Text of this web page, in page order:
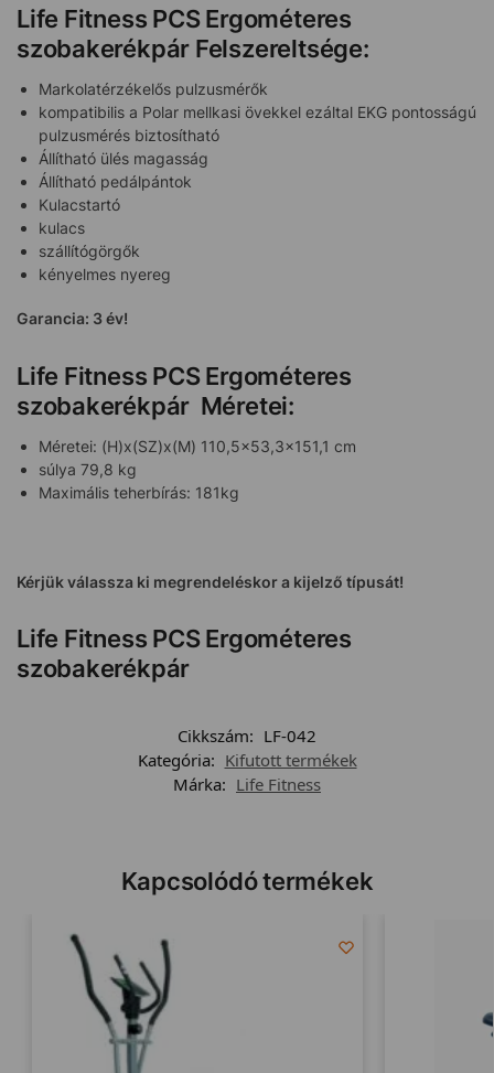
Life Fitness PCS Ergométeres
szobakerékpár Felszereltsége:
Markolatérzékelős pulzusmérők
kompatibilis a Polar mellkasi övekkel ezáltal EKG pontosságú
pulzusmérés biztosítható
Állítható ülés magasság
Állítható pedálpántok
Kulacstartó
kulacs
szállítógörgők
kényelmes nyereg
Garancia: 3 év!
Life Fitness PCS Ergométeres
szobakerékpár Méretei:
Méretei: (H)x(SZ)x(M) 110,5×53,3×151,1 cm
súlya 79,8 kg
Maximális teherbírás: 181kg
Kérjük válassza ki megrendeléskor a kijelző típusát!
Life Fitness PCS Ergométeres
szobakerékpár
Cikkszám: LF-042
Kategória: Kifutott termékek
Márka: Life Fitness
Kapcsolódó termékek